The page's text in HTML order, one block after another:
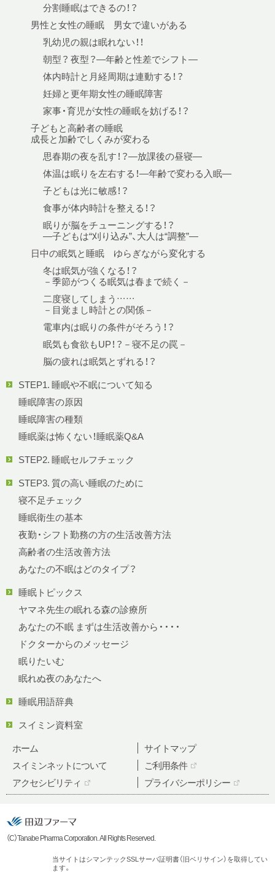
分割睡眠はできるの！？
男性と女性の睡眠 男女で違いがある
乳幼児の親は眠れない！！
朝型？ 夜型？—年齢と性差でシフト—
体内時計と月経周期は連動する！？
妊婦と更年期女性の睡眠障害
家事・育児が女性の睡眠を妨げる！？
子どもと高齢者の睡眠
成長と加齢でしくみが変わる
思春期の夜を乱す！？—放課後の昼寝—
体温は眠りを左右する！—年齢で変わる入眠—
子どもは光に敏感！？
食事が体内時計を整える！？
眠りが脳をチューニングする！？
—子どもは“刈り込み”、大人は“調整”—
日中の眠気と睡眠 ゆらぎながら変化する
冬は眠気が強くなる！？
－季節がつくる眠気は春まで続く－
二度寝してしまう……
－目覚まし時計との関係－
電車内は眠りの条件がそろう！？
眠気も食欲もUP！？－寝不足の罠－
脳の疲れは眠気とずれる！？
STEP1. 睡眠や不眠について知る
睡眠障害の原因
睡眠障害の種類
睡眠薬は怖くない！睡眠薬Q&A
STEP2. 睡眠セルフチェック
STEP3. 質の高い睡眠のために
寝不足チェック
睡眠衛生の基本
夜勤・シフト勤務の方の生活改善方法
高齢者の生活改善方法
あなたの不眠はどのタイプ？
睡眠トピックス
ヤマネ先生の眠れる森の診療所
あなたの不眠 まずは生活改善から・・・・
ドクターからのメッセージ
眠りたいむ
眠れぬ夜のあなたへ
睡眠用語辞典
スイミン資料室
ホーム
サイトマップ
スイミンネットについて
ご利用条件
アクセシビリティ
プライバシーポリシー
（C）Tanabe Pharma Corporation. All Rights Reserved.
当サイトはシマンテックSSLサーバ証明書（旧ベリサイン）を取得してい
ます。